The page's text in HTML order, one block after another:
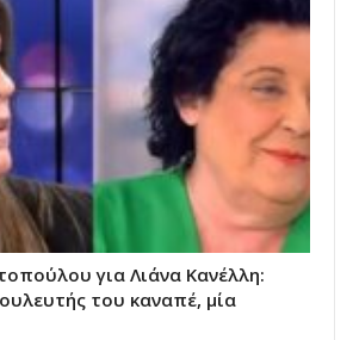
για Λιάνα Κανέλλη:
του καναπέ, μία